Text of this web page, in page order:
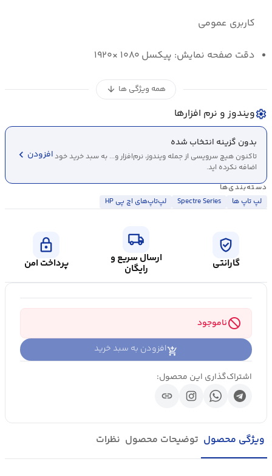
کاربری عمومی
دقت صفحه نمایش: پیکسل ۱۰۸۰ ×۱۹۲۰
همه ویژگی ها arrow_downward
ویندوز و نرم افزارهاsettings
بدون گزینه انتخاب شده
تاکنون هیچ سرویسی از جمله ویندوز، نرم‌افزار و... به سبد خرید خود
اضافه نکرده اید.
افزودن chevron_left
دسته‌بندی‌ها
لپ تاپ ها
Spectre Series لپ‌تاپ‌های اچ پی HP
verified_user
گارانتی
local_shipping
ارسال سریع و
رایگان
lock
پرداخت امن
blockناموجود
افزودن به سبد خرید
اشتراک‌گذاری این محصول:
link
ویژگی محصول توضیحات محصول نظرات